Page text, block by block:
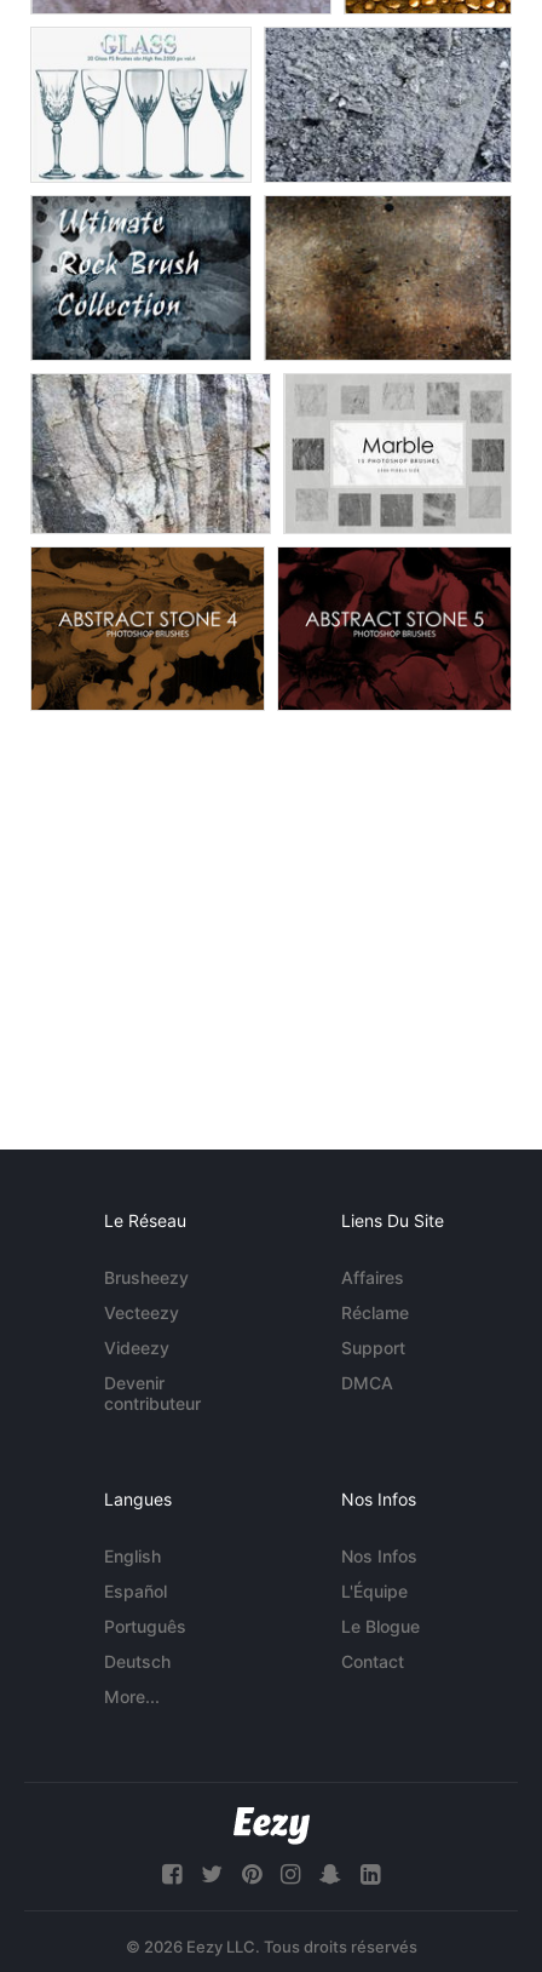
Le Réseau
Brusheezy
Vecteezy
Videezy
Devenir
contributeur
Liens Du Site
Affaires
Réclame
Support
DMCA
Langues
English
Español
Português
Deutsch
More...
Nos Infos
Nos Infos
L'Équipe
Le Blogue
Contact
© 2026 Eezy LLC. Tous droits réservés